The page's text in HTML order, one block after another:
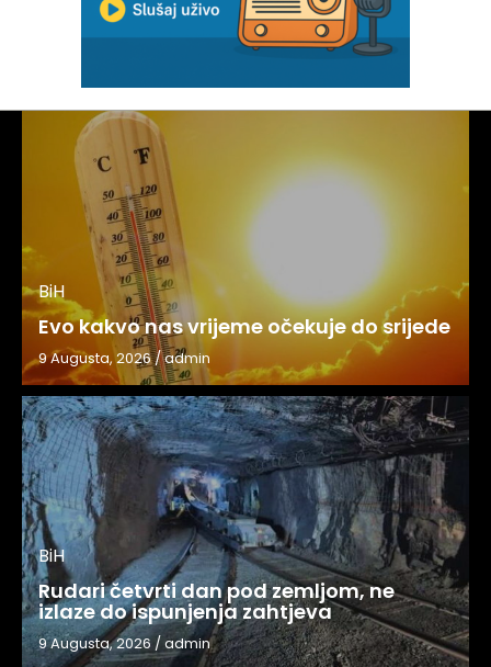
BiH
Evo kakvo nas vrijeme očekuje do srijede
9 Augusta, 2026/admin
BiH
Rudari četvrti dan pod zemljom, ne
izlaze do ispunjenja zahtjeva
9 Augusta, 2026 /admin